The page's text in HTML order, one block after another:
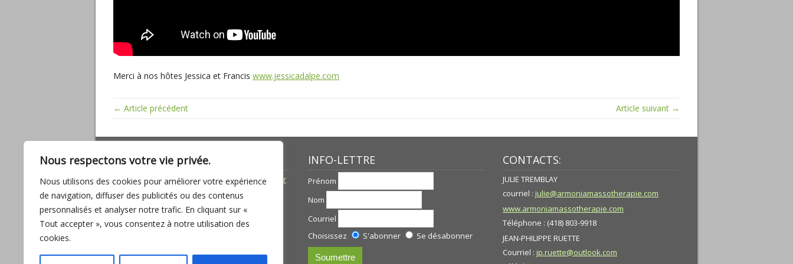
Nous respectons votre vie privée.
Nous utilisons des cookies pour améliorer votre expérience
de navigation, diffuser des publicités ou des contenus
personnalisés et analyser notre trafic. En cliquant sur «
Tout accepter », vous consentez à notre utilisation des
cookies.
Merci à nos hôtes Jessica et Francis www.jessicadalpe.com
← Article précédent Article suivant →
ARTICLES RÉCENTS
Miracles, mathématiques sacrées, baigné par
son amour
L’UNION, promesse d’ABONDANCE pour
l’humanité
INFO-LETTRE
Prénom
Nom
Courriel
Choisissez
S'abonner Se désabonner
CONTACTS:
JULIE TREMBLAY
courriel : julie@armoniamassotherapie.com
www.armoniamassotherapie.com
Téléphone : (418) 803-9918
JEAN-PHILIPPE RUETTE
Courriel : jp.ruette@outlook.com